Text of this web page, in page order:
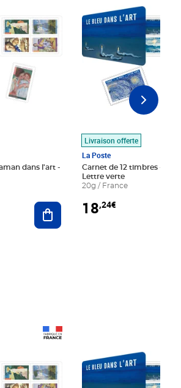
dans l'art -
Ajouter au panier
Livraison offerte
La Poste
Carnet de 12 timbres - Le
Lettre verte
20g / France
18,24€